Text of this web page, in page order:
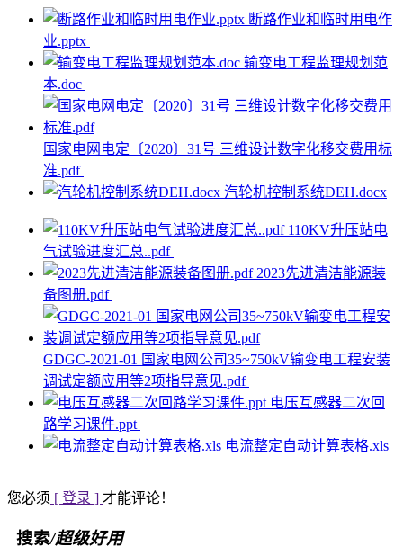
断路作业和临时用电作
业.pptx
输变电工程监理规划范
本.doc
国家电网电定〔2020〕31号 三维设计数字化移交费用标
准.pdf
汽轮机控制系统DEH.docx
110KV升压站电
气试验进度汇总..pdf
2023先进清洁能源装
备图册.pdf
GDGC-2021-01 国家电网公司35~750kV输变电工程安装
调试定额应用等2项指导意见.pdf
电压互感器二次回
路学习课件.ppt
电流整定自动计算表格.xls
您必须 [ 登录 ] 才能评论！
搜索/超级好用